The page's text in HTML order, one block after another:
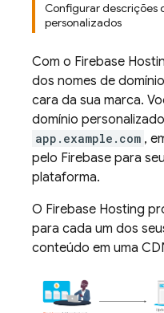
Configurar descrições
personalizados
Com o Firebase
dos nomes de
cara da sua marca.
domínio
app.example.com ,
pelo Firebase para
plataforma.
O Firebase Hosting
para cada um dos
conteúdo em uma